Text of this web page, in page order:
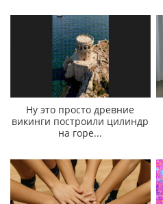
Ну это просто древние
викинги построили цилиндр
на горе...